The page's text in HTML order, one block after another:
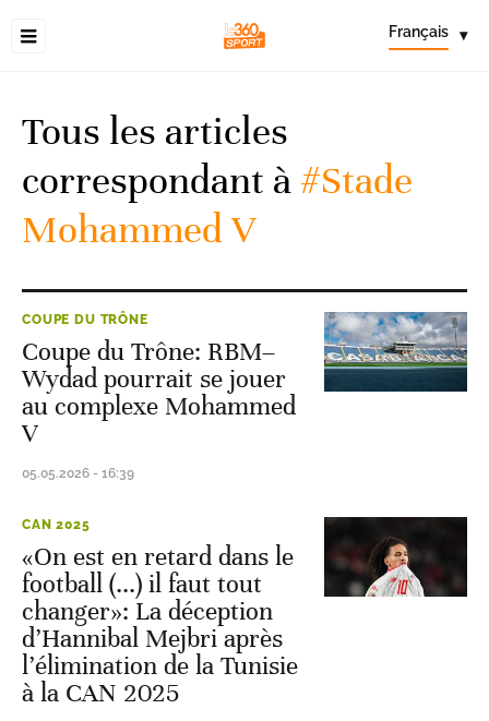
Français ▾
Tous les articles
correspondant à#Stade
Mohammed V
COUPE DU TRÔNE
Coupe du Trône: RBM–
Wydad pourrait se jouer
au complexe Mohammed
V
05.05.2026 - 16:39
CAN 2025
«On est en retard dans le
football (...) il faut tout
changer»: La déception
d’Hannibal Mejbri après
l’élimination de la Tunisie
à la CAN 2025